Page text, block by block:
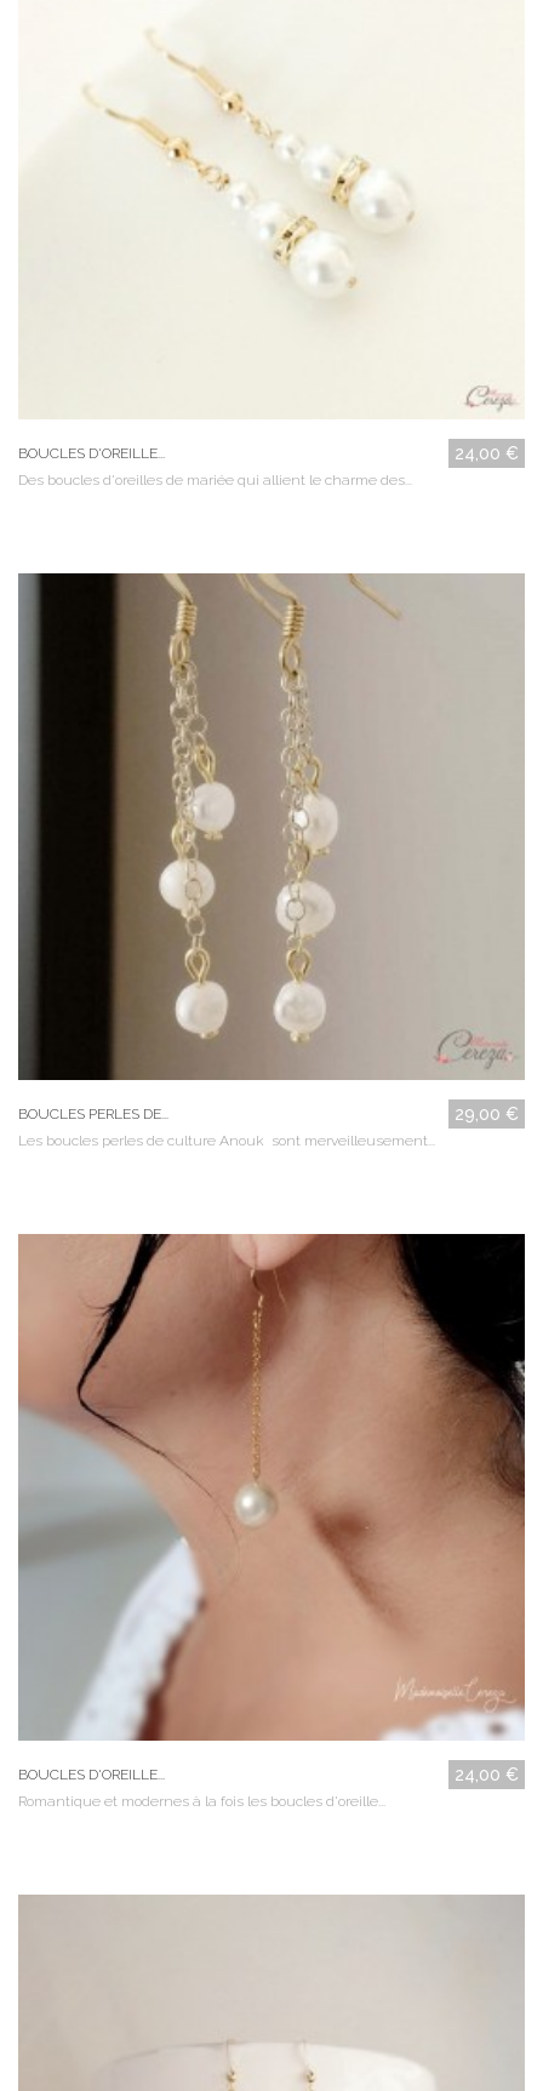
BOUCLES D'OREILLE... 24,00 €
Des boucles d'oreilles de mariée qui allient le charme des...
BOUCLES PERLES DE... 29,00 €
Les boucles perles de culture Anouk sont merveilleusement...
BOUCLES D'OREILLE... 24,00 €
Romantique et modernes à la fois les boucles d'oreille...